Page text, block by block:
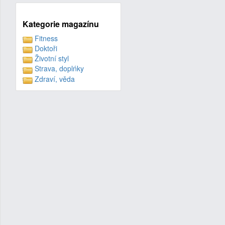
Kategorie magazínu
Fitness
Doktoři
Životní styl
Strava, doplńky
Zdraví, věda